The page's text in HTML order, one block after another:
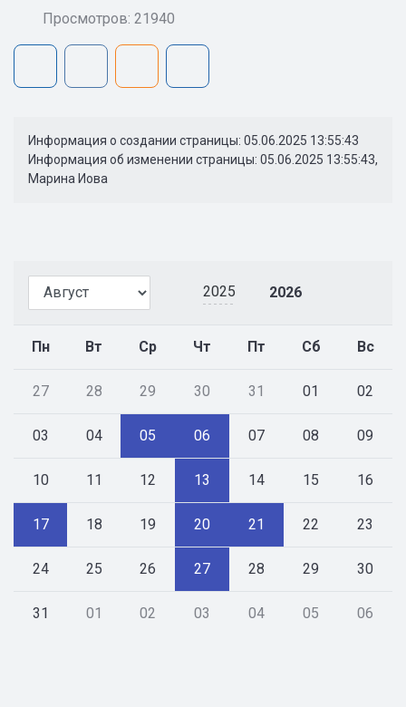
2025 2026
Пн Вт Ср Чт Пт Сб Вс
27 28 29 30 31 01 02
03 04 05 06 07 08 09
10 11 12 13 14 15 16
17 18 19 20 21 22 23
24 25 26 27 28 29 30
31 01 02 03 04 05 06
Просмотров: 21940
Информация о создании страницы: 05.06.2025 13:55:43
Информация об изменении страницы: 05.06.2025 13:55:43,
Марина Иова